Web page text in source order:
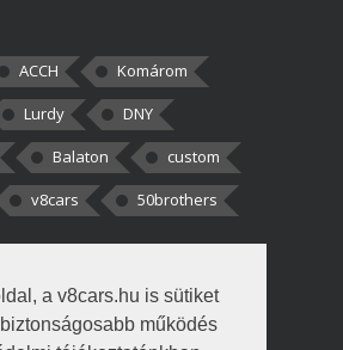
a v8cars.hu is sütiket
működés
ACCH
Komárom
Lurdy
DNY
Balaton
custom
v8cars 50brothers
Elszúrtam! Én csak két
Nem tudtam, hogy fél autót,